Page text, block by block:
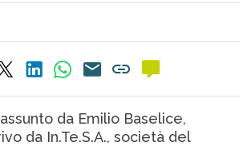
assunto da Emilio Baselice,
da In.Te.S.A., società del